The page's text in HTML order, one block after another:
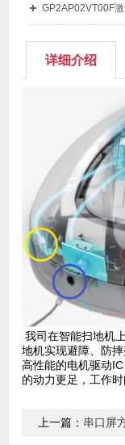
详细介绍
我司在智能扫地机
地机实现避障、防
高性能的电机驱动
的动力更足，工作时
上一篇： 串口屏